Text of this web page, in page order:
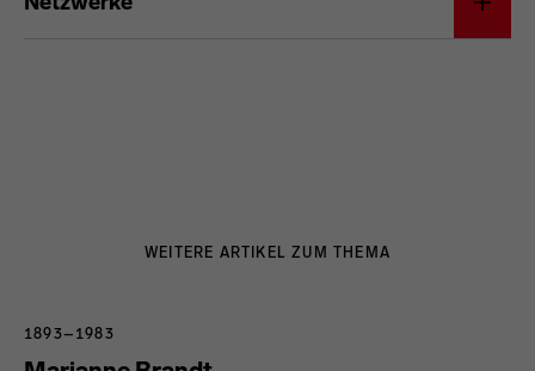
WEITERE ARTIKEL ZUM THEMA
1893–1983